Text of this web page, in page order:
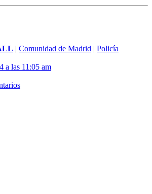
| Comunidad de Madrid | Policía
a las 11:05 am